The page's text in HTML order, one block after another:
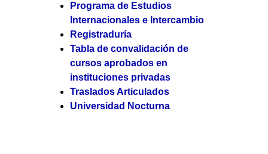
Programa de Estudios
Internacionales e Intercambio
Registraduría
Tabla de convalidación de
cursos aprobados en
instituciones privadas
Traslados Articulados
Universidad Nocturna